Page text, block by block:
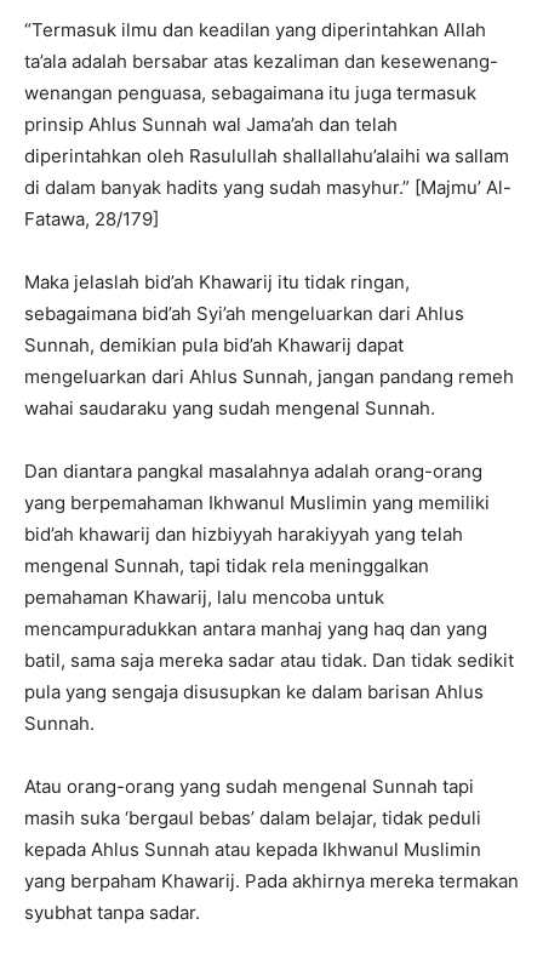
“Termasuk ilmu dan keadilan yang diperintahkan Allah
ta’ala adalah bersabar atas kezaliman dan kesewenang-
wenangan penguasa, sebagaimana itu juga termasuk
prinsip Ahlus Sunnah wal Jama’ah dan telah
diperintahkan oleh Rasulullah shallallahu’alaihi wa sallam
di dalam banyak hadits yang sudah masyhur.” [Majmu’ Al-
Fatawa, 28/179]
Maka jelaslah bid’ah Khawarij itu tidak ringan,
sebagaimana bid’ah Syi’ah mengeluarkan dari Ahlus
Sunnah, demikian pula bid’ah Khawarij dapat
mengeluarkan dari Ahlus Sunnah, jangan pandang remeh
wahai saudaraku yang sudah mengenal Sunnah.
Dan diantara pangkal masalahnya adalah orang-orang
yang berpemahaman Ikhwanul Muslimin yang memiliki
bid’ah khawarij dan hizbiyyah harakiyyah yang telah
mengenal Sunnah, tapi tidak rela meninggalkan
pemahaman Khawarij, lalu mencoba untuk
mencampuradukkan antara manhaj yang haq dan yang
batil, sama saja mereka sadar atau tidak. Dan tidak sedikit
pula yang sengaja disusupkan ke dalam barisan Ahlus
Sunnah.
Atau orang-orang yang sudah mengenal Sunnah tapi
masih suka ‘bergaul bebas’ dalam belajar, tidak peduli
kepada Ahlus Sunnah atau kepada Ikhwanul Muslimin
yang berpaham Khawarij. Pada akhirnya mereka termakan
syubhat tanpa sadar.